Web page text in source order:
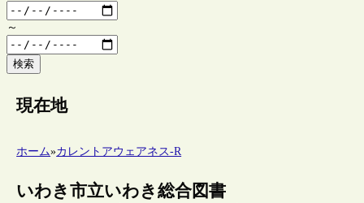
～
検索
現在地
ホーム»カレントアウェアネス-R
いわき市立いわき総合図書